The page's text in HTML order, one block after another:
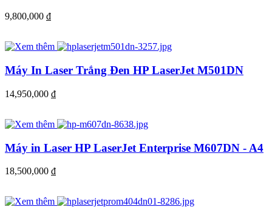
9,800,000 đ
Máy In Laser Trắng Đen HP LaserJet M501DN
14,950,000 đ
Máy in Laser HP LaserJet Enterprise M607DN - A4
18,500,000 đ